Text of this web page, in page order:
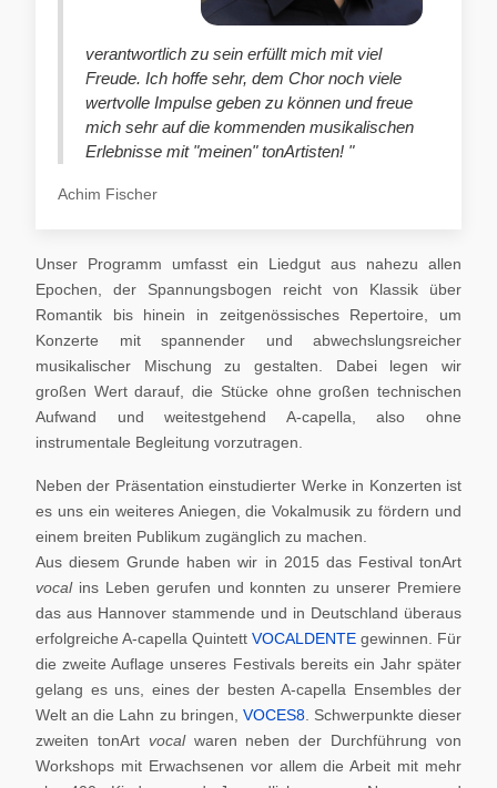
verantwortlich zu sein erfüllt mich mit viel
Freude. Ich hoffe sehr, dem Chor noch viele
wertvolle Impulse geben zu können und freue
mich sehr auf die kommenden musikalischen
Erlebnisse mit "meinen" tonArtisten! "
Achim Fischer
Unser Programm umfasst ein Liedgut aus nahezu allen
Epochen, der Spannungsbogen reicht von Klassik über
Romantik bis hinein in zeitgenössisches Repertoire, um
Konzerte mit spannender und abwechslungsreicher
musikalischer Mischung zu gestalten. Dabei legen wir
großen Wert darauf, die Stücke ohne großen technischen
Aufwand und weitestgehend A-capella, also ohne
instrumentale Begleitung vorzutragen.
Neben der Präsentation einstudierter Werke in Konzerten ist
es uns ein weiteres Aniegen, die Vokalmusik zu fördern und
einem breiten Publikum zugänglich zu machen.
Aus diesem Grunde haben wir in 2015 das Festival tonArt
vocal ins Leben gerufen und konnten zu unserer Premiere
das aus Hannover stammende und in Deutschland überaus
erfolgreiche A-capella Quintett VOCALDENTE gewinnen. Für
die zweite Auflage unseres Festivals bereits ein Jahr später
gelang es uns, eines der besten A-capella Ensembles der
Welt an die Lahn zu bringen, VOCES8. Schwerpunkte dieser
zweiten tonArt vocalwaren neben der Durchführung von
Workshops mit Erwachsenen vor allem die Arbeit mit mehr